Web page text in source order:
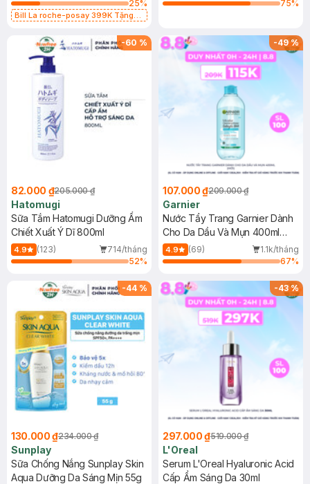
25%
Bill La roche-posay 399K Tặng
(SL có hạn)
75%
-60 %
82.000 ₫205.000 ₫
Hatomugi
Sữa Tắm Hatomugi Dưỡng Ẩm
Chiết Xuất Ý Dĩ 800ml
4.9 (123)
714/tháng
52%
-49%
107.000 ₫209.000 ₫
Garnier
Nước Tẩy Trang Garnier Dành
Cho Da Dầu Và Mụn 400ml
(Mới)
4.9 (69)
1.1k/tháng
67%
-44 %
130.000 ₫234.000 ₫
Sunplay
Sữa Chống Nắng Sunplay Skin
Aqua Dưỡng Da Sáng Mịn 55g
-43%
297.000 ₫519.000 ₫
L'Oreal
Serum L'Oreal Hyaluronic Acid
Cấp Ẩm Sáng Da 30ml